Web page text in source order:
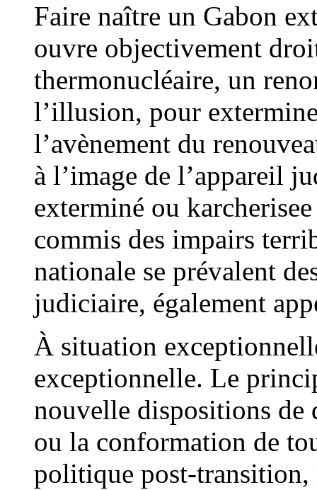
Faire naître un Gabon
ouvre objectivement
thermonucléaire, un
l’illusion, pour
l’avènement du
à l’image de l’appareil
exterminé ou
commis des impairs
nationale se prévalent
judiciaire, également
À situation
exceptionnelle. Le
nouvelle dispositions de
ou la conformation de
politique post-transition,